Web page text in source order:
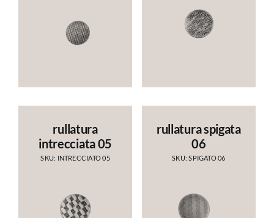
rullatura
intrecciata 05
SKU: INTRECCIATO 05
rullatura spigata
06
SKU: SPIGATO 06